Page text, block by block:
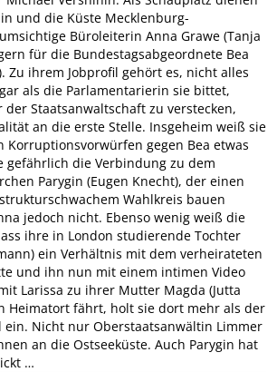
und die Küste Mecklenburg-
Büroleiterin Anna Grawe (Tanja
für die Bundestagsabgeordnete Bea
Zu ihrem Jobprofil gehört es, nicht alles
als die Parlamentarierin sie bittet,
der Staatsanwaltschaft zu verstecken,
an die erste Stelle. Insgeheim weiß sie
Korruptionsvorwürfen gegen Bea etwas
gefährlich die Verbindung zu dem
Parygin (Eugen Knecht), der einen
Wahlkreis bauen
jedoch nicht. Ebenso wenig weiß die
ihre in London studierende Tochter
ein Verhältnis mit dem verheirateten
und ihn nun mit einem intimen Video
Larissa zu ihrer Mutter Magda (Jutta
Heimatort fährt, holt sie dort mehr als der
ein. Nicht nur Oberstaatsanwältin Limmer
an die Ostseeküste. Auch Parygin hat
…